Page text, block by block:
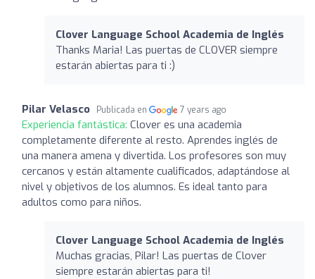
Clover Language School Academia de Inglés
Thanks Maria! Las puertas de CLOVER siempre
estarán abiertas para ti :)
Pilar Velasco Publicada en 7 years ago
Experiencia fantástica: Clover es una academia
completamente diferente al resto. Aprendes inglés de
una manera amena y divertida. Los profesores son muy
cercanos y están altamente cualificados, adaptándose al
nivel y objetivos de los alumnos. Es ideal tanto para
adultos como para niños.
Clover Language School Academia de Inglés
Muchas gracias, Pilar! Las puertas de Clover
siempre estarán abiertas para ti!